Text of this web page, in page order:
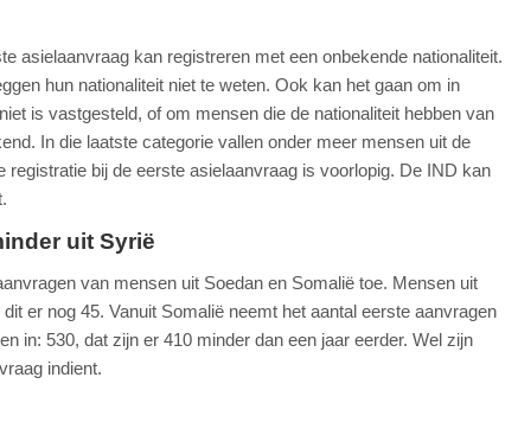
asielaanvraag kan registreren met een onbekende nationaliteit.
hun nationaliteit niet te weten. Ook kan het gaan om in
is vastgesteld, of om mensen die de nationaliteit hebben van
In die laatste categorie vallen onder meer mensen uit de
bij de eerste asielaanvraag is voorlopig. De IND kan
uit Syrië
van mensen uit Soedan en Somalië toe. Mensen uit
er nog 45. Vanuit Somalië neemt het aantal eerste aanvragen
in: 530, dat zijn er 410 minder dan een jaar eerder. Wel zijn
indient.